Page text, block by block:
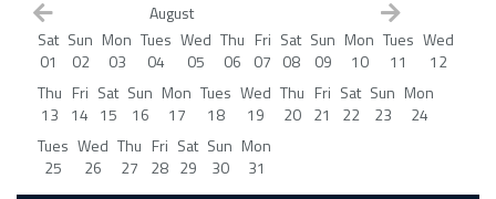
August
Sat
01
Sun
02
Mon
03
Tues
04
Wed
05
Thu
06
Fri
07
Sat
08
Sun
09
Mon
10
Tues
11
Wed
12
Thu
13
Fri
14
Sat
15
Sun
16
Mon
17
Tues
18
Wed
19
Thu
20
Fri
21
Sat
22
Sun
23
Mon
24
Tues
25
Wed
26
Thu
27
Fri
28
Sat
29
Sun
30
Mon
31